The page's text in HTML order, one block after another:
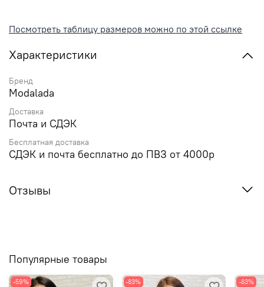
Посмотреть таблицу размеров можно по этой ссылке
Характеристики
Бренд
Modalada
Доставка
Почта и СДЭК
Бесплатная доставка
СДЭК и почта бесплатно до ПВЗ от 4000р
Отзывы
Популярные товары
-59% -83% -83%